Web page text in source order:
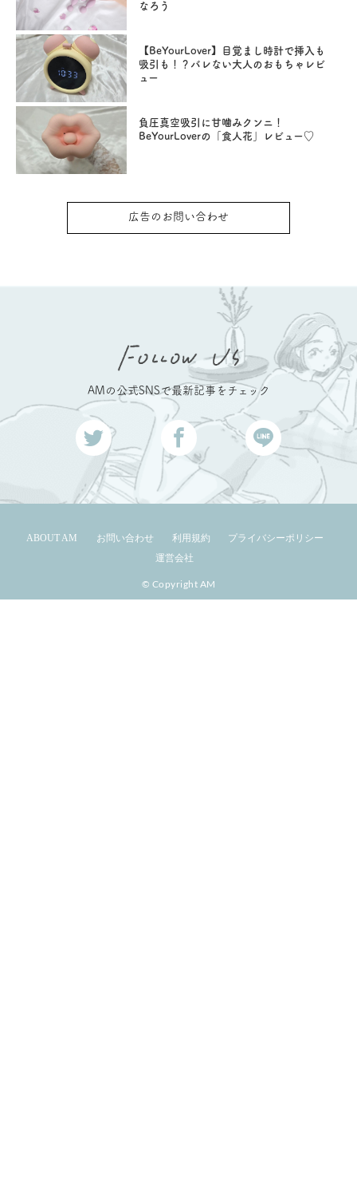
なろう
【BeYourLover】目覚まし時計で挿入も
吸引も！？バレない大人のおもちゃレビ
ュー
負圧真空吸引に甘噛みクンニ！
BeYourLoverの「食人花」レビュー♡
広告のお問い合わせ
AMの公式SNSで最新記事をチェック
ABOUT AM お問い合わせ 利用規約
プライバシーポリシー
運営会社
© Copyright AM